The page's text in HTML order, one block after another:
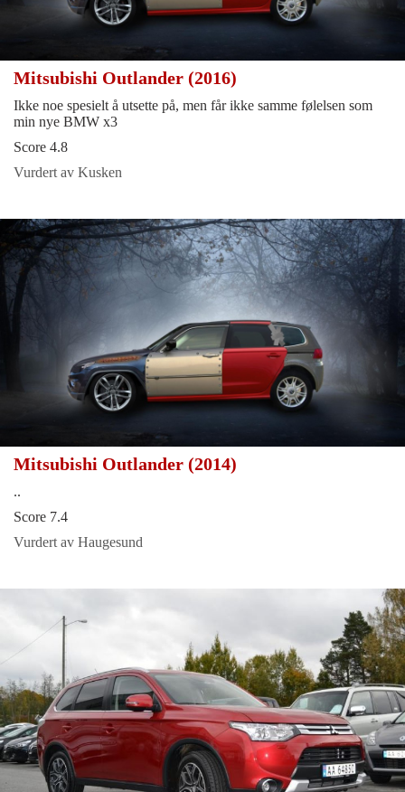
Mitsubishi Outlander (2016)
Ikke noe spesielt å utsette på, men får ikke samme følelsen som
min nye BMW x3
Score 4.8
Vurdert av Kusken
Mitsubishi Outlander (2014)
..
Score 7.4
Vurdert av Haugesund